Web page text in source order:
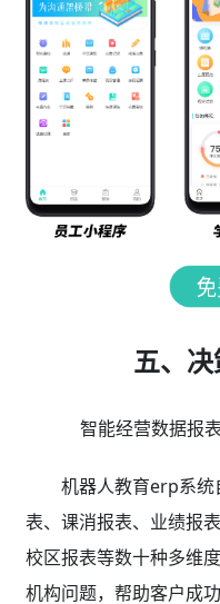
五、决
智能经营数据报
机器人教育erp系统
表、课消报表、业绩报
校区报表等数十种多维
机构问题，帮助客户成功